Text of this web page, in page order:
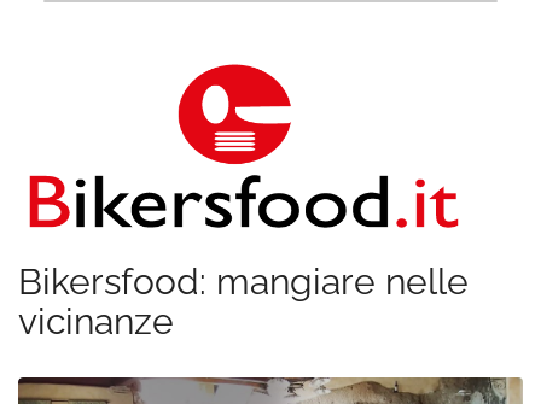
Bikersfood: mangiare nelle
vicinanze